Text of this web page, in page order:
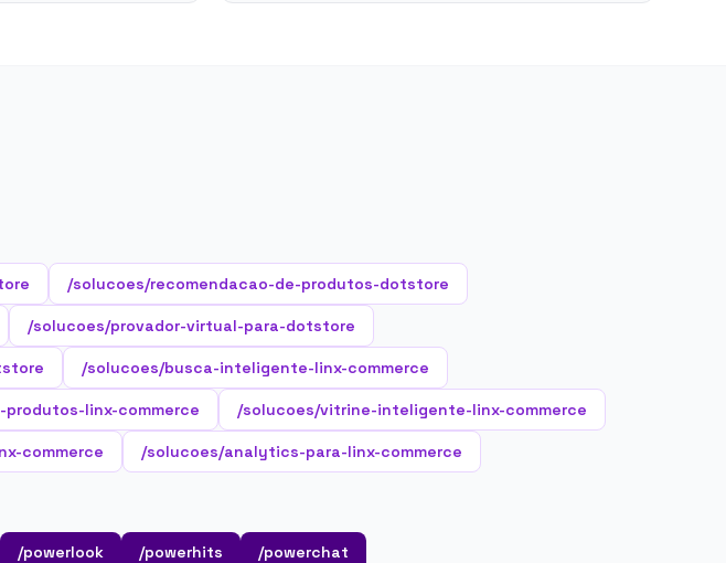
/solucoes/recomendacao-de-produtos-dotstore
/solucoes/provador-virtual-para-dotstore
/solucoes/busca-inteligente-linx-commerce
linx-commerce /solucoes/vitrine-inteligente-linx-commerce
commerce /solucoes/analytics-para-linx-commerce
/powerlook /powerhits /powerchat